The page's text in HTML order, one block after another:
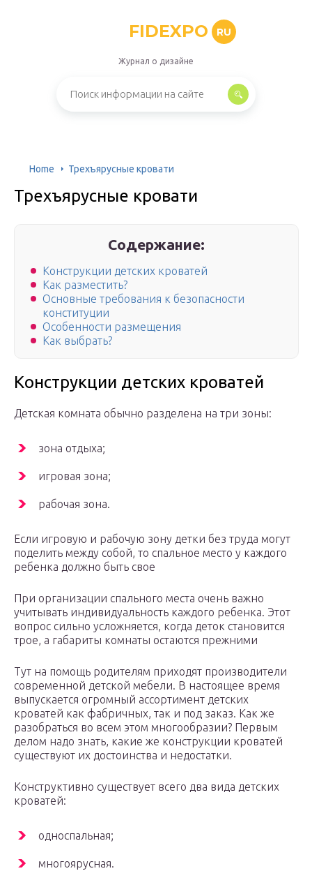
FIDEXPO RU
Журнал о дизайне
Home Трехъярусные кровати
Трехъярусные кровати
Содержание:
Конструкции детских кроватей
Как разместить?
Основные требования к безопасности
конституции
Особенности размещения
Как выбрать?
Конструкции детских кроватей
Детская комната обычно разделена на три зоны:
зона отдыха;
игровая зона;
рабочая зона.
Если игровую и рабочую зону детки без труда могут
поделить между собой, то спальное место у каждого
ребенка должно быть свое
При организации спального места очень важно
учитывать индивидуальность каждого ребенка. Этот
вопрос сильно усложняется, когда деток становится
трое, а габариты комнаты остаются прежними
Тут на помощь родителям приходят производители
современной детской мебели. В настоящее время
выпускается огромный ассортимент детских
кроватей как фабричных, так и под заказ. Как же
разобраться во всем этом многообразии? Первым
делом надо знать, какие же конструкции кроватей
существуют их достоинства и недостатки.
Конструктивно существует всего два вида детских
кроватей:
односпальная;
многоярусная.